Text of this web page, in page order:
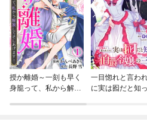
授か離婚～一刻も早く
身籠って、私から解放
一目惚れと言わ
に実は囮だと知